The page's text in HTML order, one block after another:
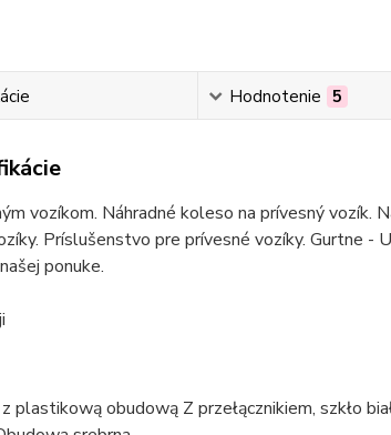
Hodnotenie 5
vozíkom. Náhradné koleso na prívesný vozík.
Príslušenstvo pre prívesné vozíky. Gurtne -
ponuke.
plastikową obudową Z przełącznikiem, szkło